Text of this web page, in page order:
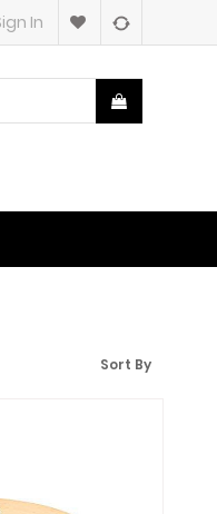
In
Sort By